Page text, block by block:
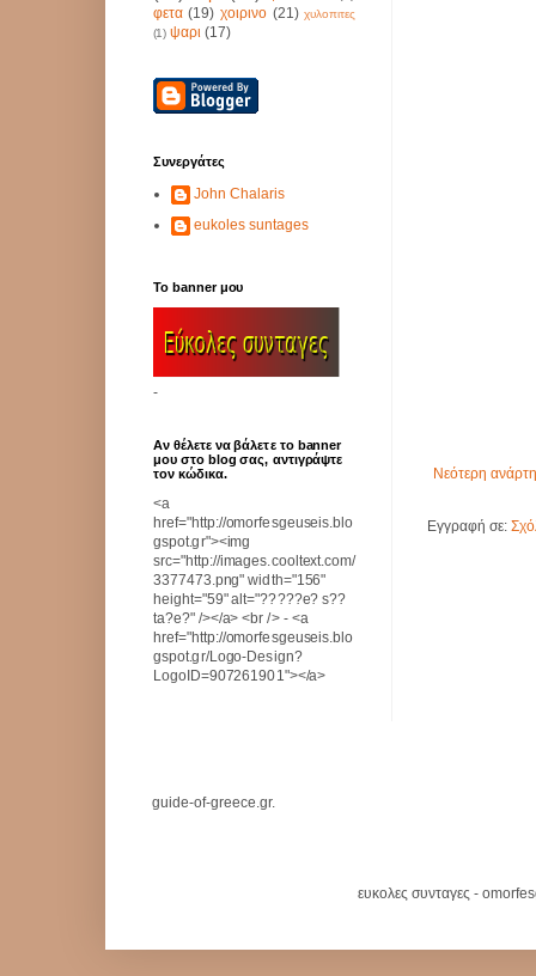
Νεότερη
Εγγραφή σε:
φετα (19) χοιρινο (21) χυλοπιτες
(1) ψαρι (17)
Συνεργάτες
John Chalaris
eukoles suntages
Το banner μου
-
Αν θέλετε να βάλετε το banner
μου στο blog σας, αντιγράψτε
τον κώδικα.
<a
href="http://omorfesgeuseis.blo
gspot.gr"><img
src="http://images.cooltext.com/
3377473.png" width="156"
height="59" alt="?????e? s??
ta?e?" /></a> <br /> - <a
href="http://omorfesgeuseis.blo
gspot.gr/Logo-Design?
LogoID=907261901"></a>
guide-of-greece.gr.
ευκολες συνταγες -